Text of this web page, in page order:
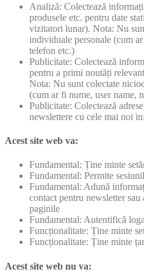
Analiză: Colectează
produsele etc. pentru date
vizitatori lunar). Nota: Nu
individuale personale (cum
telefon etc.)
Publicitate: Colectează
pentru a primi noutăți
Nota: Nu sunt colectate
(cum ar fi nume, user name,
Publicitate: Colectează
newslettere cu cele mai noi
Acest site web va:
Fundamental: Ține minte
Fundamental: Permite
Fundamental: Adună
contact pentru newsletter
paginile
Fundamental: Autentifică
Funcționalitate: Ține minte
Funcționalitate: Ține minte
Acest site web nu va: